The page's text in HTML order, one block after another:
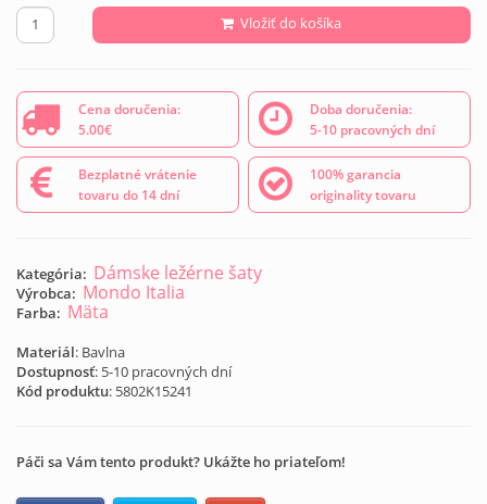
Vložiť do košíka
Cena doručenia:
5.00€
Doba doručenia:
5-10 pracovných dní
Bezplatné vrátenie
tovaru do 14 dní
100% garancia
originality tovaru
Kategória: Dámske ležérne šaty
Výrobca: Mondo Italia
Farba: Mäta
Materiál: Bavlna
Dostupnosť: 5-10 pracovných dní
Kód produktu: 5802K15241
Páči sa Vám tento produkt? Ukážte ho priateľom!